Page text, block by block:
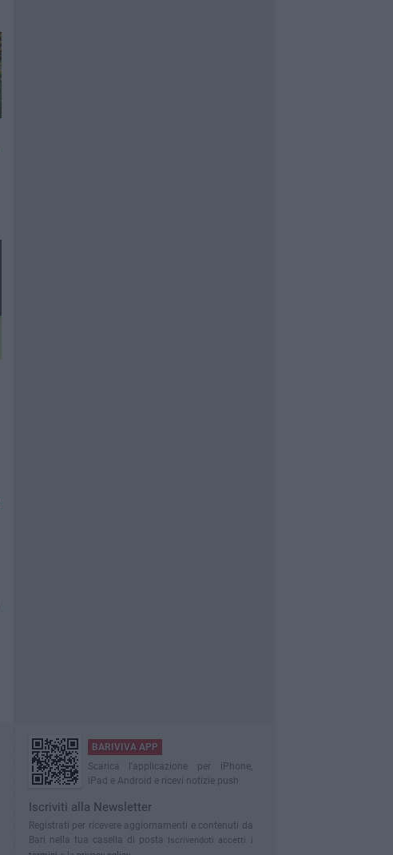
BARIVIVA APP
Scarica l'applicazione per iPhone,
iPad e Android e ricevi notizie push
Iscriviti alla Newsletter
Registrati per ricevere aggiornamenti e contenuti da
Bari nella tua casella di posta Iscrivendoti accetti i